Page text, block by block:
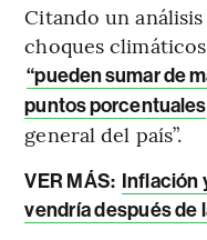
Citando un
choques
“pueden sumar de
puntos porcentuales
general del país”.
VER MÁS: Inflación
vendría después de